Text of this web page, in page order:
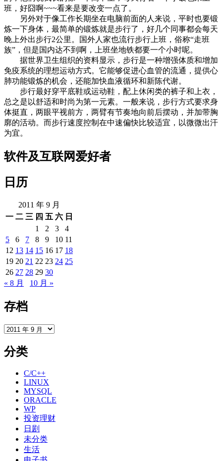
班，好囧啊~~~看来是要改变一点了。
另外对于像工作长期坐在电脑前面的人来说，平时也要锻
炼一下身体，最简单的锻炼就是步行了，好几个同事都会每天
晚上外出步行2公里。国外人家也流行步行上班，俗称“走班
族”，但是国内达不到啊，上班坐地铁都要一个小时呢。
据世界卫生组织的资料显示，步行是一种增强体质和增加
免疫系统的理想运动方式。它能够促进心血管的流通，提供心
肺功能锻炼的机会，还能加快血液循环和新陈代谢。
步行最好穿平底鞋或运动鞋，配上休闲类的裤子和上衣，
总之是以舒适和时尚为第一元素。一般来说，步行方式要求身
体挺直，两眼平视前方，两臂有节奏地向前后摆动，并加带胸
廓的活动。而步行速度控制在中速偏快比较适宜，以微微出汗
为宜。
软件及互联网爱好者
日历
2011 年 9 月
一 二 三 四 五 六 日
1
2 3
4
5
6 7 8 9 10 11
12 13 14 15 16 17 18
19 20 21 22 23 24 25
26 27 28 29 30
« 8 月
10 月 »
存档
存
分类
C/C++
LINUX
MYSQL
ORACLE
WP
投资理财
日剧
未分类
生活